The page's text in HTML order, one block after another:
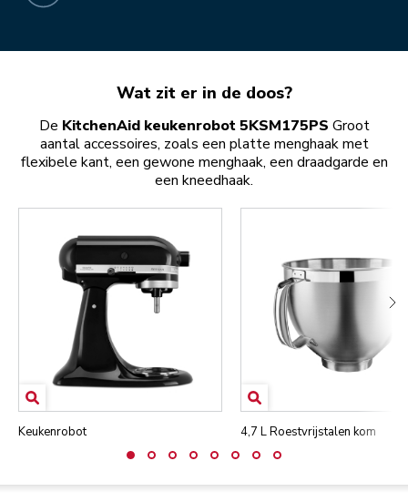
Wat zit er in de doos?
De KitchenAid keukenrobot 5KSM175PS Groot
aantal accessoires, zoals een platte menghaak met
flexibele kant, een gewone menghaak, een draadgarde en
een kneedhaak.
Keukenrobot 4,7 L Roestvrijstalen kom